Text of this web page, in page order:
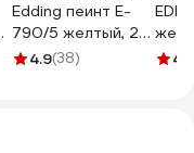
Edding пеинт E-
790/5 желтый, 2-3
мм, пластиковый
4.9(38) 4.9